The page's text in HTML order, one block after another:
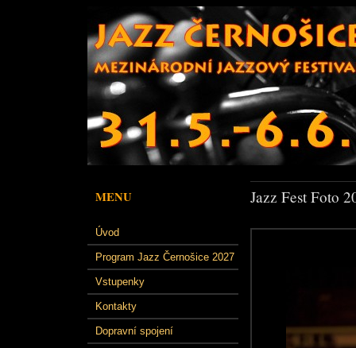
MENU
Úvod
Program Jazz Černošice 2027
Vstupenky
Kontakty
Dopravní spojení
Jazz Fest Foto